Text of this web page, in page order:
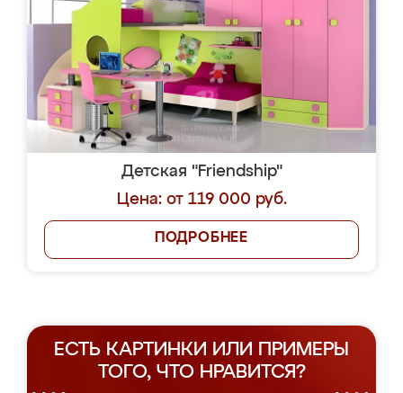
Детская "Friendship"
Цена: от 119 000 руб.
ПОДРОБНЕЕ
ЕСТЬ КАРТИНКИ ИЛИ ПРИМЕРЫ
ТОГО, ЧТО НРАВИТСЯ?